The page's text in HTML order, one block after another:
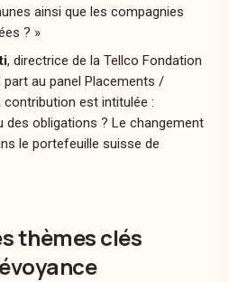
ainsi que les compagnies
? »
, directrice de la Tellco Fondation
part au panel Placements /
est intitulée :
des obligations ? Le changement
le portefeuille suisse de
thèmes clés